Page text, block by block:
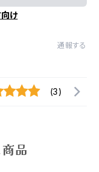
け
通報する
(3)
品